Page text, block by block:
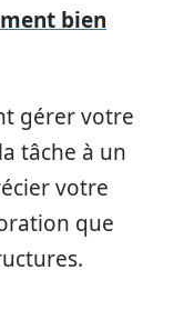
bien
gérer votre
tâche à un
votre
que